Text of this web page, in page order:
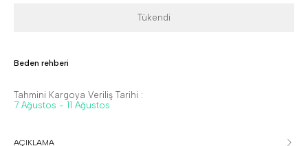
Tükendi
Beden rehberi
Tahmini Kargoya Veriliş Tarihi :
7 Ağustos - 11 Ağustos
AÇIKLAMA